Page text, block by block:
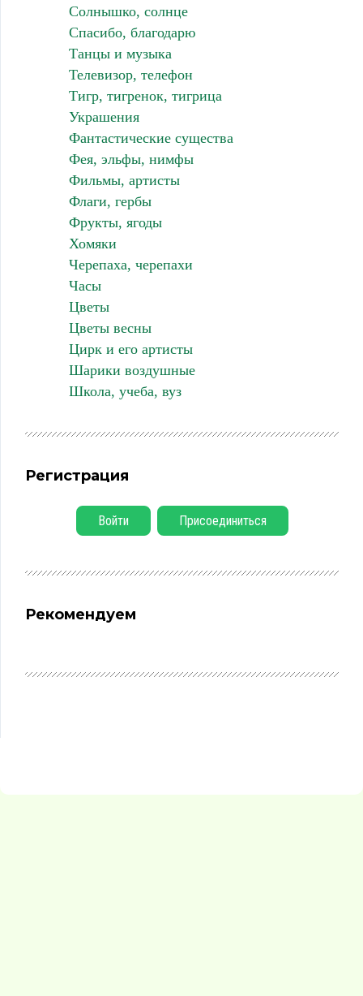
Солнышко, солнце
Спасибо, благодарю
Танцы и музыка
Телевизор, телефон
Тигр, тигренок, тигрица
Украшения
Фантастические существа
Фея, эльфы, нимфы
Фильмы, артисты
Флаги, гербы
Фрукты, ягоды
Хомяки
Черепаха, черепахи
Часы
Цветы
Цветы весны
Цирк и его артисты
Шарики воздушные
Школа, учеба, вуз
Регистрация
Войти Присоединиться
Рекомендуем